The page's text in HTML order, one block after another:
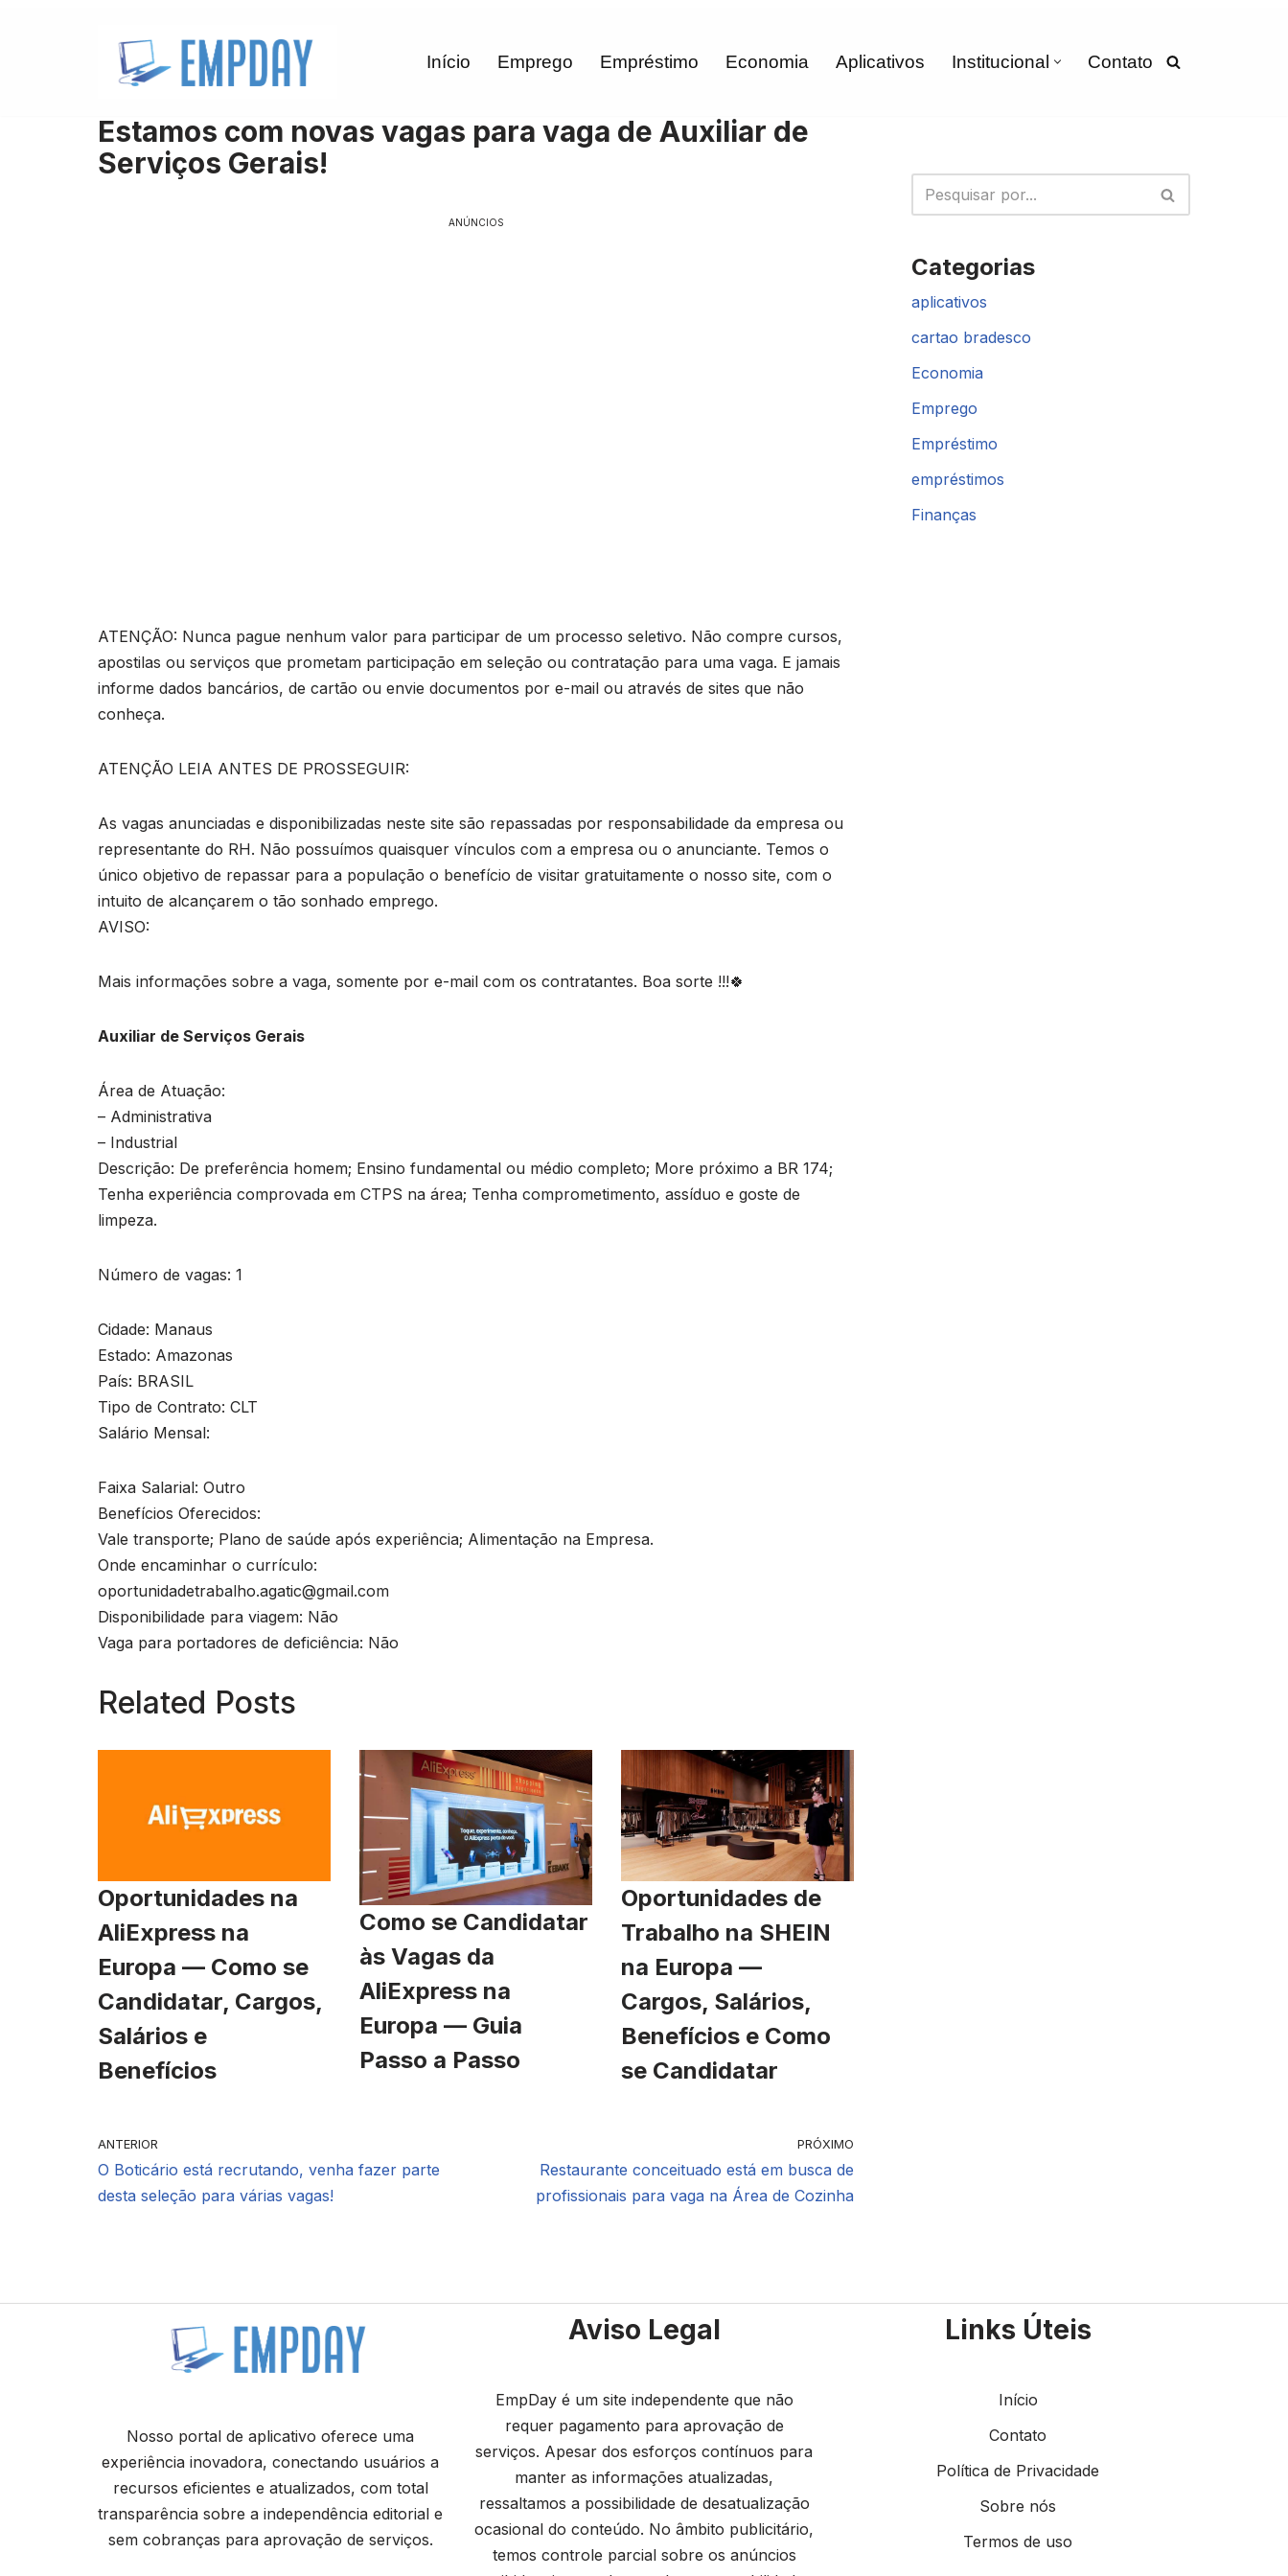
Início Emprego Empréstimo Economia Aplicativos Institucional Contato
Estamos com novas vagas para vaga de Auxiliar de
Serviços Gerais!
ANÚNCIOS
ATENÇÃO: Nunca pague nenhum valor para participar de um processo seletivo. Não compre cursos,
apostilas ou serviços que prometam participação em seleção ou contratação para uma vaga. E jamais
informe dados bancários, de cartão ou envie documentos por e-mail ou através de sites que não
conheça.
ATENÇÃO LEIA ANTES DE PROSSEGUIR:
As vagas anunciadas e disponibilizadas neste site são repassadas por responsabilidade da empresa ou
representante do RH. Não possuímos quaisquer vínculos com a empresa ou o anunciante. Temos o
único objetivo de repassar para a população o benefício de visitar gratuitamente o nosso site, com o
intuito de alcançarem o tão sonhado emprego.
AVISO:
Mais informações sobre a vaga, somente por e-mail com os contratantes. Boa sorte !!!🍀
Auxiliar de Serviços Gerais
Área de Atuação:
– Administrativa
– Industrial
Descrição: De preferência homem; Ensino fundamental ou médio completo; More próximo a BR 174;
Tenha experiência comprovada em CTPS na área; Tenha comprometimento, assíduo e goste de
limpeza.
Número de vagas: 1
Cidade: Manaus
Estado: Amazonas
País: BRASIL
Tipo de Contrato: CLT
Salário Mensal:
Faixa Salarial: Outro
Benefícios Oferecidos:
Vale transporte; Plano de saúde após experiência; Alimentação na Empresa.
Onde encaminhar o currículo:
oportunidadetrabalho.agatic@gmail.com
Disponibilidade para viagem: Não
Vaga para portadores de deficiência: Não
Related Posts
Oportunidades na
AliExpress na
Europa — Como se
Candidatar, Cargos,
Salários e
Benefícios
Como se Candidatar
às Vagas da
AliExpress na
Europa — Guia
Passo a Passo
Oportunidades de
Trabalho na SHEIN
na Europa —
Cargos, Salários,
Benefícios e Como
se Candidatar
ANTERIOR
O Boticário está recrutando, venha fazer parte
desta seleção para várias vagas!
PRÓXIMO
Restaurante conceituado está em busca de
profissionais para vaga na Área de Cozinha
Categorias
aplicativos
cartao bradesco
Economia
Emprego
Empréstimo
empréstimos
Finanças
Nosso portal de aplicativo oferece uma
experiência inovadora, conectando usuários a
recursos eficientes e atualizados, com total
transparência sobre a independência editorial e
sem cobranças para aprovação de serviços.
Aviso Legal
EmpDay é um site independente que não
requer pagamento para aprovação de
serviços. Apesar dos esforços contínuos para
manter as informações atualizadas,
ressaltamos a possibilidade de desatualização
ocasional do conteúdo. No âmbito publicitário,
temos controle parcial sobre os anúncios
Links Úteis
Início
Contato
Política de Privacidade
Sobre nós
Termos de uso